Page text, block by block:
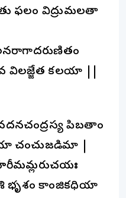
ఫలం విద్రుమలతా
విలజ్జేత కలయా ||
పిబతాం
|
భృశం కాంజికధియా